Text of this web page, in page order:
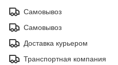
Самовывоз
Самовывоз
Доставка курьером
Транспортная компания